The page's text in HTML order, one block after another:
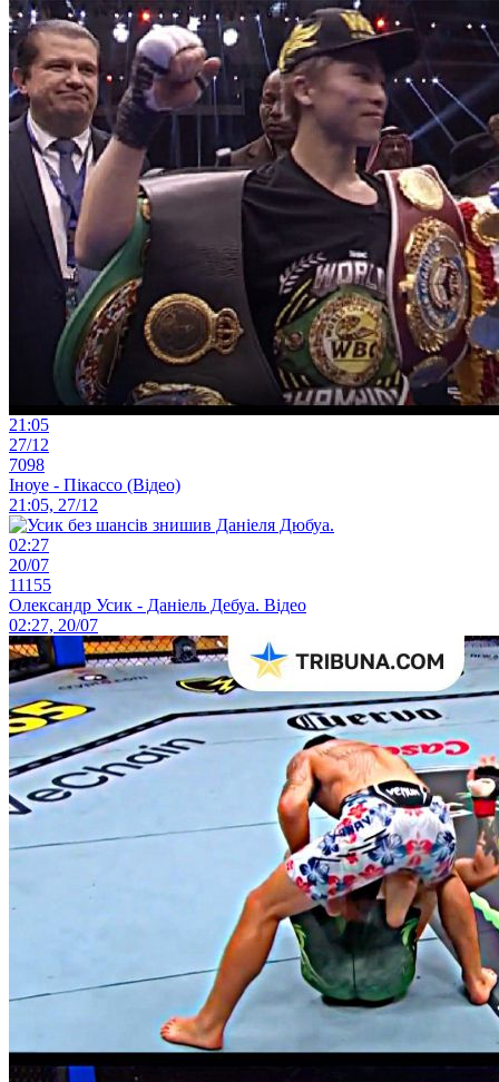
21:05
27/12
7098
Іноуе - Пікассо (Відео)
21:05, 27/12
02:27
20/07
11155
Олександр Усик - Даніель Дебуа. Відео
02:27, 20/07